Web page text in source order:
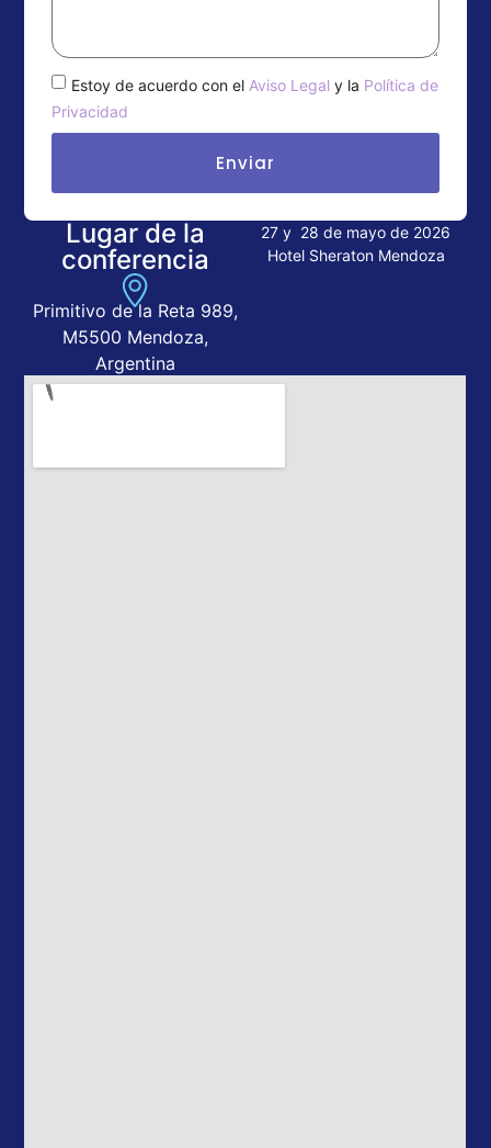
Lugar de la
conferencia
Primitivo de la Reta 989,
M5500 Mendoza,
Argentina
27 y 28 de mayo de 2026
Hotel Sheraton Mendoza
Estoy de acuerdo con el Aviso Legaly la Política de
Privacidad
Enviar